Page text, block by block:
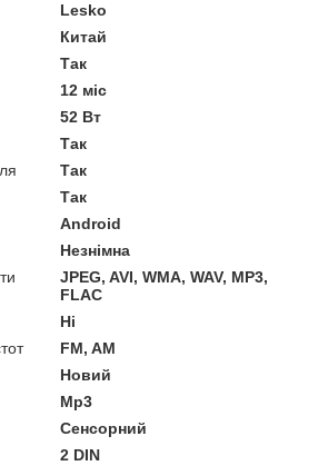
Lesko
Китай
Так
12 міс
52 Вт
Так
Так
Так
Android
Незнімна
JPEG, AVI, WMA, WAV, MP3,
FLAC
Ні
FM, AM
Новий
Mp3
Сенсорний
2 DIN